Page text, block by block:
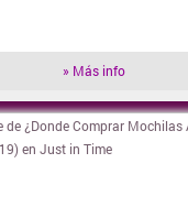
» Más info
» Visitar tienda